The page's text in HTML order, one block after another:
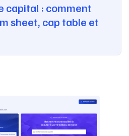
capital : comment
sheet, cap table et